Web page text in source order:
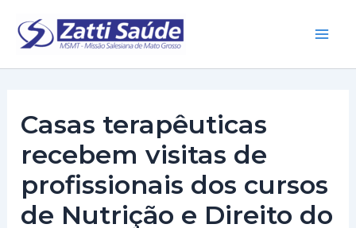
para
Casas terapêuticas
recebem visitas de
profissionais dos cursos
de Nutrição e Direito do